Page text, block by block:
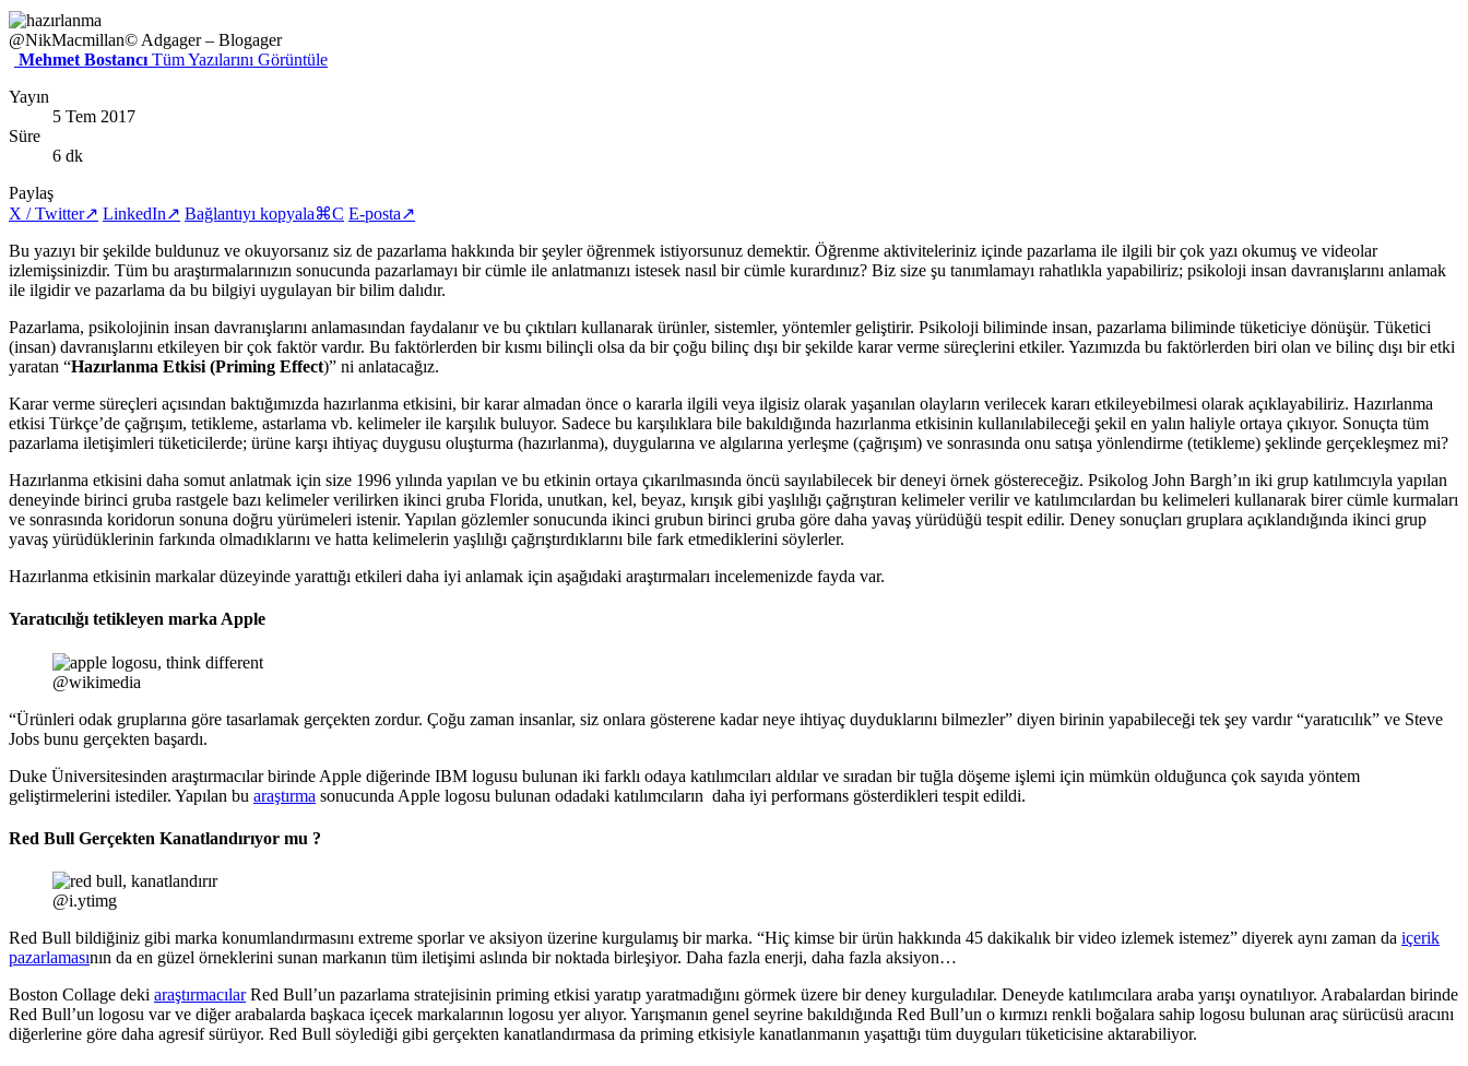
@NikMacmillan© Adgager – Blogager
Mehmet Bostancı Tüm Yazılarını Görüntüle
Yayın
5 Tem 2017
Süre
6 dk
Paylaş
X / Twitter↗ LinkedIn↗ Bağlantıyı kopyala⌘C E-posta↗
Bu yazıyı bir şekilde buldunuz ve okuyorsanız siz de pazarlama hakkında bir şeyler öğrenmek istiyorsunuz demektir. Öğrenme aktiviteleriniz içinde pazarlama ile ilgili bir çok yazı okumuş ve videolar
izlemişsinizdir. Tüm bu araştırmalarınızın sonucunda pazarlamayı bir cümle ile anlatmanızı istesek nasıl bir cümle kurardınız? Biz size şu tanımlamayı rahatlıkla yapabiliriz; psikoloji insan davranışlarını anlamak
ile ilgidir ve pazarlama da bu bilgiyi uygulayan bir bilim dalıdır.
Pazarlama, psikolojinin insan davranışlarını anlamasından faydalanır ve bu çıktıları kullanarak ürünler, sistemler, yöntemler geliştirir. Psikoloji biliminde insan, pazarlama biliminde tüketiciye dönüşür. Tüketici
(insan) davranışlarını etkileyen bir çok faktör vardır. Bu faktörlerden bir kısmı bilinçli olsa da bir çoğu bilinç dışı bir şekilde karar verme süreçlerini etkiler. Yazımızda bu faktörlerden biri olan ve bilinç dışı bir etki
yaratan “Hazırlanma Etkisi (Priming Effect)” ni anlatacağız.
Karar verme süreçleri açısından baktığımızda hazırlanma etkisini, bir karar almadan önce o kararla ilgili veya ilgisiz olarak yaşanılan olayların verilecek kararı etkileyebilmesi olarak açıklayabiliriz. Hazırlanma
etkisi Türkçe’de çağrışım, tetikleme, astarlama vb. kelimeler ile karşılık buluyor. Sadece bu karşılıklara bile bakıldığında hazırlanma etkisinin kullanılabileceği şekil en yalın haliyle ortaya çıkıyor. Sonuçta tüm
pazarlama iletişimleri tüketicilerde; ürüne karşı ihtiyaç duygusu oluşturma (hazırlanma), duygularına ve algılarına yerleşme (çağrışım) ve sonrasında onu satışa yönlendirme (tetikleme) şeklinde gerçekleşmez mi?
Hazırlanma etkisini daha somut anlatmak için size 1996 yılında yapılan ve bu etkinin ortaya çıkarılmasında öncü sayılabilecek bir deneyi örnek göstereceğiz. Psikolog John Bargh’ın iki grup katılımcıyla yapılan
deneyinde birinci gruba rastgele bazı kelimeler verilirken ikinci gruba Florida, unutkan, kel, beyaz, kırışık gibi yaşlılığı çağrıştıran kelimeler verilir ve katılımcılardan bu kelimeleri kullanarak birer cümle kurmaları
ve sonrasında koridorun sonuna doğru yürümeleri istenir. Yapılan gözlemler sonucunda ikinci grubun birinci gruba göre daha yavaş yürüdüğü tespit edilir. Deney sonuçları gruplara açıklandığında ikinci grup
yavaş yürüdüklerinin farkında olmadıklarını ve hatta kelimelerin yaşlılığı çağrıştırdıklarını bile fark etmediklerini söylerler.
Hazırlanma etkisinin markalar düzeyinde yarattığı etkileri daha iyi anlamak için aşağıdaki araştırmaları incelemenizde fayda var.
Yaratıcılığı tetikleyen marka Apple
@wikimedia
“Ürünleri odak gruplarına göre tasarlamak gerçekten zordur. Çoğu zaman insanlar, siz onlara gösterene kadar neye ihtiyaç duyduklarını bilmezler” diyen birinin yapabileceği tek şey vardır “yaratıcılık” ve Steve
Jobs bunu gerçekten başardı.
Duke Üniversitesinden araştırmacılar birinde Apple diğerinde IBM logusu bulunan iki farklı odaya katılımcıları aldılar ve sıradan bir tuğla döşeme işlemi için mümkün olduğunca çok sayıda yöntem
geliştirmelerini istediler. Yapılan bu araştırma sonucunda Apple logosu bulunan odadaki katılımcıların daha iyi performans gösterdikleri tespit edildi.
Red Bull Gerçekten Kanatlandırıyor mu ?
@i.ytimg
Red Bull bildiğiniz gibi marka konumlandırmasını extreme sporlar ve aksiyon üzerine kurgulamış bir marka. “Hiç kimse bir ürün hakkında 45 dakikalık bir video izlemek istemez” diyerek aynı zaman da içerik
pazarlamasının da en güzel örneklerini sunan markanın tüm iletişimi aslında bir noktada birleşiyor. Daha fazla enerji, daha fazla aksiyon…
Boston Collage deki araştırmacılarRed Bull’un pazarlama stratejisinin priming etkisi yaratıp yaratmadığını görmek üzere bir deney kurguladılar. Deneyde katılımcılara araba yarışı oynatılıyor. Arabalardan birinde
Red Bull’un logosu var ve diğer arabalarda başkaca içecek markalarının logosu yer alıyor. Yarışmanın genel seyrine bakıldığında Red Bull’un o kırmızı renkli boğalara sahip logosu bulunan araç sürücüsü aracını
diğerlerine göre daha agresif sürüyor. Red Bull söylediği gibi gerçekten kanatlandırmasa da priming etkisiyle kanatlanmanın yaşattığı tüm duyguları tüketicisine aktarabiliyor.